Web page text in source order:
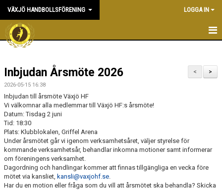
VÄXJÖ HANDBOLLSFÖRENING LOGGA IN
HEM
NYHETER
OM KLUBBEN
KONTAKT & KANSLI
KALENDER
DOKUMENT
VÅRA LAG
>
<
Inbjudan Årsmöte 2026
2026-05-15 16:38
Inbjudan till årsmöte Växjö HF
Vi välkomnar alla medlemmar till Växjö HF:s årsmöte!
Datum: Tisdag 2 juni
Tid: 18:30
Plats: Klubblokalen, Griffel Arena
Under årsmötet går vi igenom verksamhetsåret, väljer styrelse för
kommande verksamhetsår, behandlar inkomna motioner samt informerar
om föreningens verksamhet.
Dagordning och handlingar kommer att finnas tillgängliga en vecka före
mötet via kansliet, kansli@vaxjohf.se.
Har du en motion eller fråga som du vill att årsmötet ska behandla? Skicka